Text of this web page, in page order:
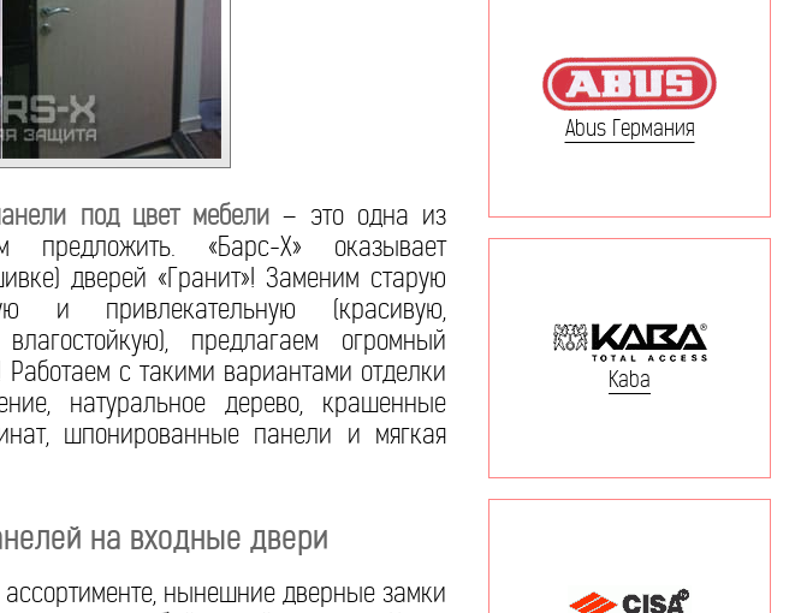
под цвет мебели– это одна из
«Барс-Х» оказывает
дверей «Гранит»! Заменим старую
и привлекательную (красивую,
предлагаем огромный
с такими вариантами отделки
натуральное дерево, крашенные
шпонированные панели и мягкая
на входные двери
нынешние дверные замки
Abus Германия
Kaba